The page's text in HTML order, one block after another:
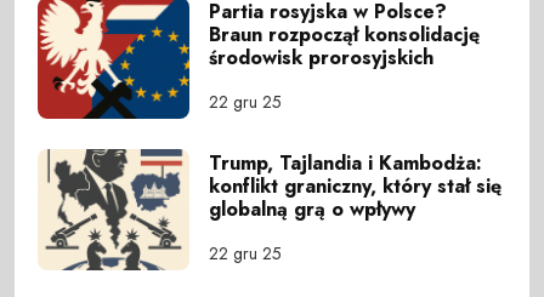
Partia rosyjska w Polsce?
Braun rozpoczął konsolidację
środowisk prorosyjskich
22 gru 25
Trump, Tajlandia i Kambodża:
konflikt graniczny, który stał się
globalną grą o wpływy
22 gru 25